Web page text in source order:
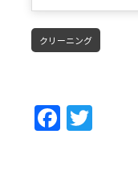
クリーニング
Fac